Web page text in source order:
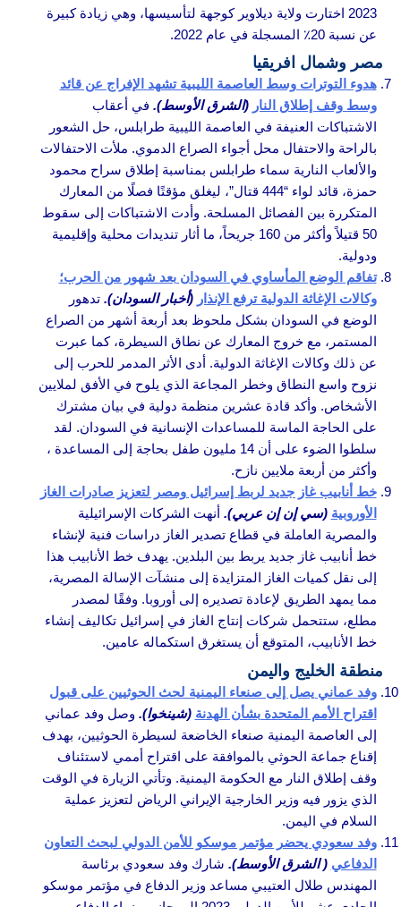
2023 اختارت ولاية ديلاوير كوجهة لتأسيسها، وهي زيادة كبيرة
عن نسبة 20٪ المسجلة في عام 2022.
مصر وشمال افريقيا
هدوء التوترات وسط العاصمة الليبية تشهد الإفراج عن قائد
وسط وقف إطلاق النار (الشرق الأوسط). في أعقاب
الاشتباكات العنيفة في العاصمة الليبية طرابلس، حل الشعور
بالراحة والاحتفال محل أجواء الصراع الدموي. ملأت الاحتفالات
والألعاب النارية سماء طرابلس بمناسبة إطلاق سراح محمود
حمزة، قائد لواء “444 قتال”، ليغلق مؤقتًا فصلًا من المعارك
المتكررة بين الفصائل المسلحة. وأدت الاشتباكات إلى سقوط
50 قتيلاً وأكثر من 160 جريحاً، ما أثار تنديدات محلية وإقليمية
ودولية.
تفاقم الوضع المأساوي في السودان بعد شهور من الحرب؛
وكالات الإغاثة الدولية ترفع الإنذار (أخبار السودان). تدهور
الوضع في السودان بشكل ملحوظ بعد أربعة أشهر من الصراع
المستمر، مع خروج المعارك عن نطاق السيطرة، كما عبرت
عن ذلك وكالات الإغاثة الدولية. أدى الأثر المدمر للحرب إلى
نزوح واسع النطاق وخطر المجاعة الذي يلوح في الأفق لملايين
الأشخاص. وأكد قادة عشرين منظمة دولية في بيان مشترك
على الحاجة الماسة للمساعدات الإنسانية في السودان. لقد
سلطوا الضوء على أن 14 مليون طفل بحاجة إلى المساعدة ،
وأكثر من أربعة ملايين نازح.
خط أنابيب غاز جديد لربط إسرائيل ومصر لتعزيز صادرات الغاز
الأوروبية (سي إن إن عربي). أنهت الشركات الإسرائيلية
والمصرية العاملة في قطاع تصدير الغاز دراسات فنية لإنشاء
خط أنابيب غاز جديد يربط بين البلدين. يهدف خط الأنابيب هذا
إلى نقل كميات الغاز المتزايدة إلى منشآت الإسالة المصرية،
مما يمهد الطريق لإعادة تصديره إلى أوروبا. وفقًا لمصدر
مطلع، ستتحمل شركات إنتاج الغاز في إسرائيل تكاليف إنشاء
خط الأنابيب، المتوقع أن يستغرق استكماله عامين.
منطقة الخليج واليمن
وفد عماني يصل إلى صنعاء اليمنية لحث الحوثيين على قبول
اقتراح الأمم المتحدة بشأن الهدنة (شينخوا). وصل وفد عماني
إلى العاصمة اليمنية صنعاء الخاضعة لسيطرة الحوثيين، بهدف
إقناع جماعة الحوثي بالموافقة على اقتراح أممي لاستئناف
وقف إطلاق النار مع الحكومة اليمنية. وتأتي الزيارة في الوقت
الذي يزور فيه وزير الخارجية الإيراني الرياض لتعزيز عملية
السلام في اليمن.
وفد سعودي يحضر مؤتمر موسكو للأمن الدولي لبحث التعاون
الدفاعي ( الشرق الأوسط). شارك وفد سعودي برئاسة
المهندس طلال العتيبي مساعد وزير الدفاع في مؤتمر موسكو